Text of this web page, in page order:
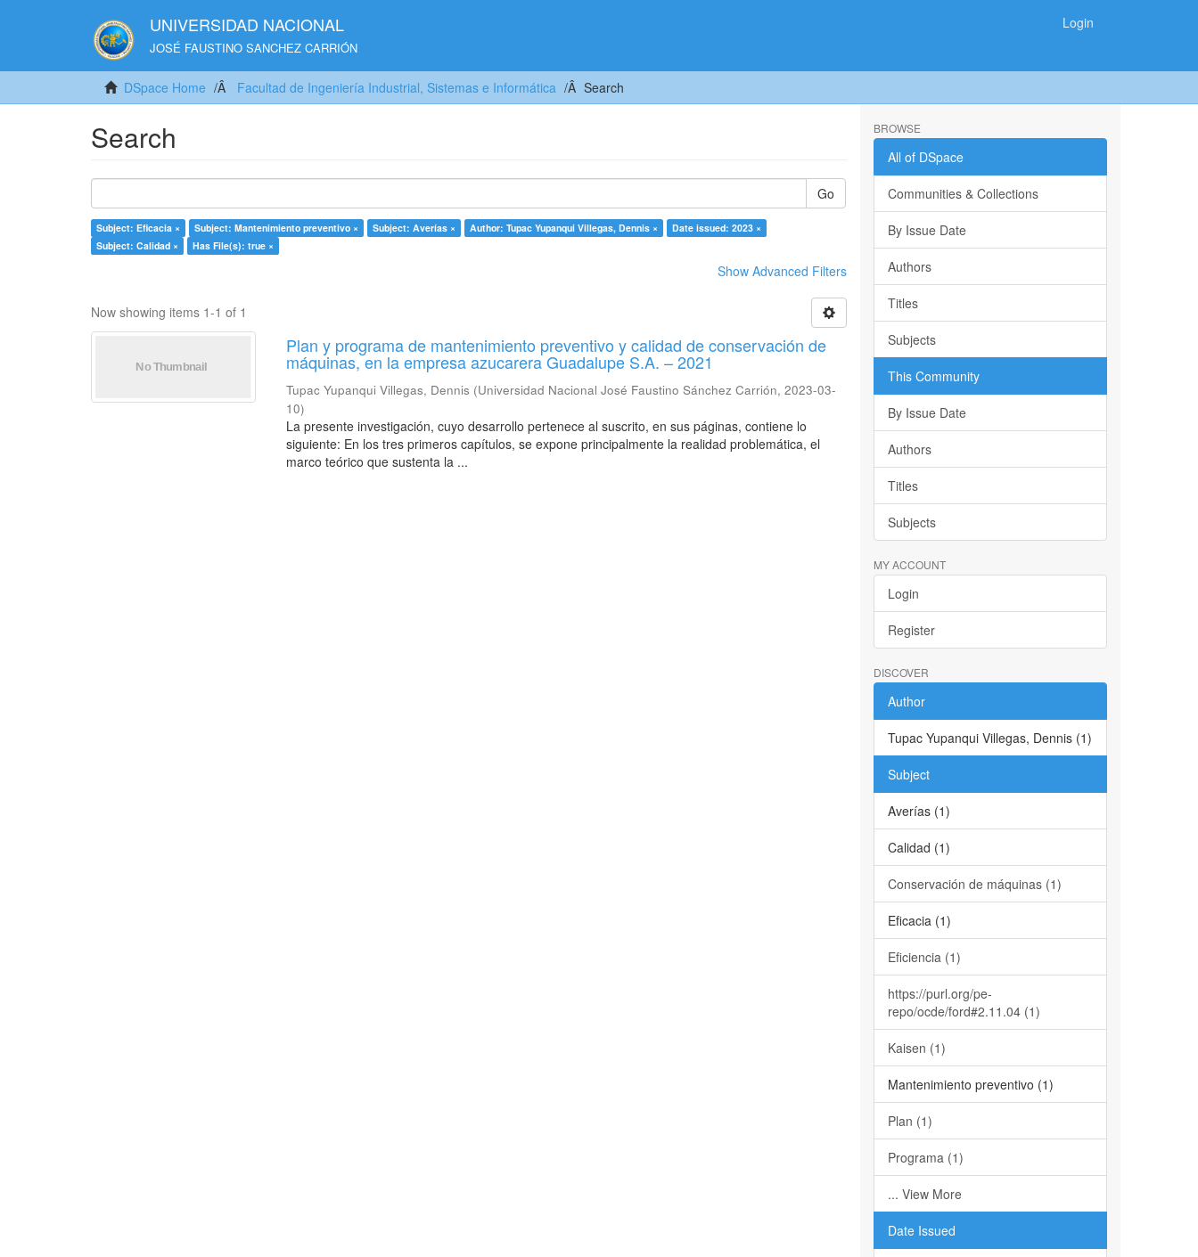
UNIVERSIDAD NACIONAL
JOSÉ FAUSTINO SANCHEZ CARRIÓN
Login
DSpace Home Facultad de Ingeniería Industrial, Sistemas e Informática Search
Search
Go
Subject: Eficacia × Subject: Mantenimiento preventivo × Subject: Averías × Author: Tupac Yupanqui Villegas, Dennis ×
Date issued: 2023 ×
Subject: Calidad ×
Has File(s): true ×
Show Advanced Filters
Now showing items 1-1 of 1
Plan y programa de mantenimiento preventivo y calidad de conservación de
máquinas, en la empresa azucarera Guadalupe S.A. – 2021
Tupac Yupanqui Villegas, Dennis (Universidad Nacional José Faustino Sánchez Carrión,2023-03-
10)
La presente investigación, cuyo desarrollo pertenece al suscrito, en sus páginas, contiene lo
siguiente: En los tres primeros capítulos, se expone principalmente la realidad problemática, el
marco teórico que sustenta la ...
BROWSE
All of DSpace
Communities & Collections
By Issue Date
Authors
Titles
Subjects
This Community
By Issue Date
Authors
Titles
Subjects
MY ACCOUNT
Login
Register
DISCOVER
Author
Tupac Yupanqui Villegas, Dennis (1)
Subject
Averías (1)
Calidad (1)
Conservación de máquinas (1)
Eficacia (1)
Eficiencia (1)
https://purl.org/pe-
repo/ocde/ford#2.11.04 (1)
Kaisen (1)
Mantenimiento preventivo (1)
Plan (1)
Programa (1)
... View More
Date Issued